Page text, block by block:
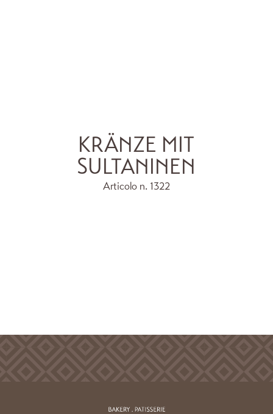
KRÄNZE MIT
SULTANINEN
Articolo n. 1322